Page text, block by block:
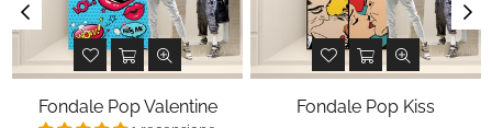
Fondale Pop Valentine Fondale Pop Kiss